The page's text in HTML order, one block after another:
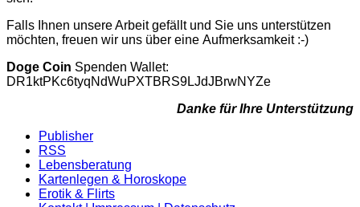
Falls Ihnen unsere Arbeit gefällt und Sie uns unterstützen
möchten, freuen wir uns über eine Aufmerksamkeit :-)
Doge Coin Spenden Wallet:
DR1ktPKc6tyqNdWuPXTBRS9LJdJBrwNYZe
Danke für Ihre Unterstützung
Publisher
RSS
Lebensberatung
Kartenlegen & Horoskope
Erotik & Flirts